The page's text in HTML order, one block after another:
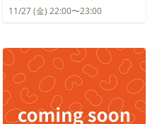
11/27 (金) 22:00〜23:00